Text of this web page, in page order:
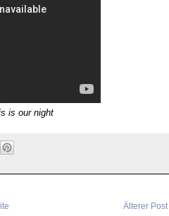
is our night
Älterer Post